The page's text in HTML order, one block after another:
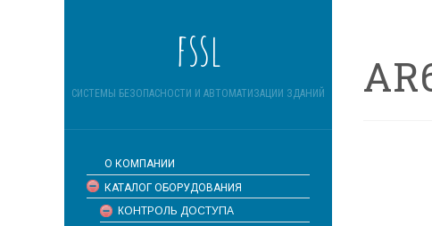
fssl
СИСТЕМЫ БЕЗОПАСНОСТИ И АВТОМАТИЗАЦИИ ЗДАНИЙ
О КОМПАНИИ
КАТАЛОГ ОБОРУДОВАНИЯ
КОНТРОЛЬ ДОСТУПА